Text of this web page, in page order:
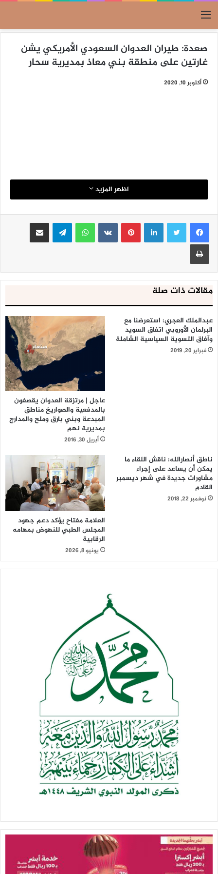
القائمة
صعدة: طيران العدوان السعودي الأمريكي يشن
غارتين على منطقة بني معاذ بمديرية سحار
أكتوبر 10, 2020
اظهر المزيد
لينكدإنبينتيريست واتساب تيلقرام مشاركة عبر البريد
طباعة
مقالات ذات صلة
عبدالملك العجري: استعرضنا مع
البرلمان الأوروبي اتفاق السويد
وآفاق التسوية السياسية الشاملة
فبراير 20, 2019
عاجل | مرتزقة العدوان يقصفون
بالمدفعية والصواريخ مناطق
المبدعة وبني بارق وملح والمدارج
بمديرية نهم
أبريل 30, 2016
ناطق أنصارالله: ناقش اللقاء ما
يمكن أن يساعد على إجراء
مشاورات جديدة في شهر ديسمبر
القادم
نوفمبر 22, 2018
العلامة مفتاح يؤكد دعم جهود
المجلس الطبي للنهوض بمهامه
الرقابية
يونيو 8, 2026